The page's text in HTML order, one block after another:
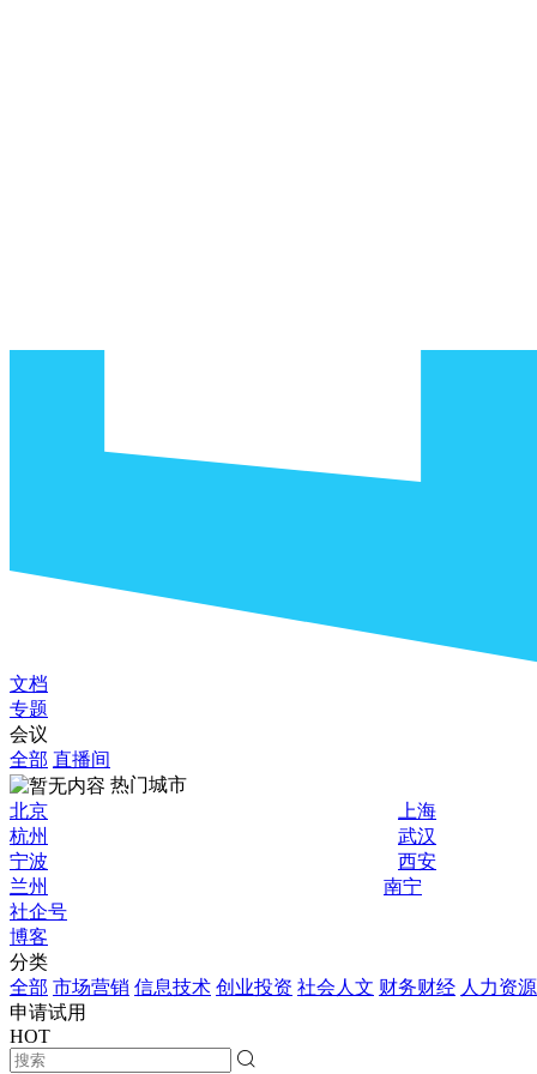
文档
专题
会议
全部 直播间
热门城市
北京
上海
杭州
武汉
宁波
西安
兰州
南宁
社企号
博客
分类
全部 市场营销 信息技术 创业投资 社会人文 财务财经 人力资源
申请试用
HOT